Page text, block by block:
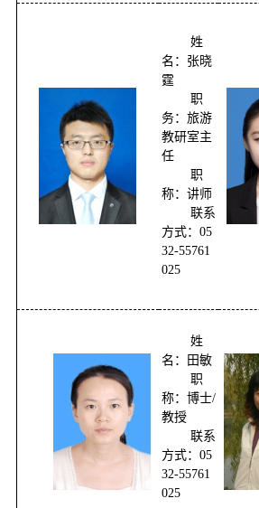
姓
名：张晓
霆
职
务： 旅游
教研室主
任
职
称：讲师
联系
方式：05
32-55761
025
姓
名：田敏
职
称：博士/
教授
联系
方式：05
32-55761
025